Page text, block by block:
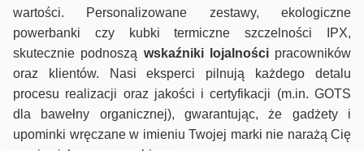
wartości. Personalizowane zestawy, ekologiczne
powerbanki czy kubki termiczne szczelności IPX,
skutecznie podnoszą wskaźniki lojalnościpracowników
oraz klientów. Nasi eksperci pilnują każdego detalu
procesu realizacji oraz jakości i certyfikacji (m.in. GOTS
dla bawełny organicznej), gwarantując, że gadżety i
upominki wręczane w imieniu Twojej marki nie narażą Cię